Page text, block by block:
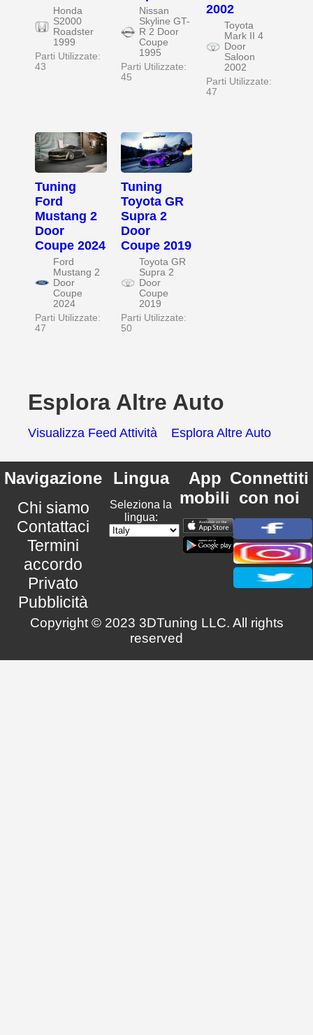
Honda
S2000
Roadster
1999
Parti Utilizzate:
43
Nissan
Skyline GT-
R 2 Door
Coupe
1995
Parti Utilizzate:
45
2002
Toyota
Mark II 4
Door
Saloon
2002
Parti Utilizzate:
47
Tuning
Ford
Mustang 2
Door
Coupe 2024
Ford
Mustang 2
Door
Coupe
2024
Parti Utilizzate:
47
Tuning
Toyota GR
Supra 2
Door
Coupe 2019
Toyota GR
Supra 2
Door
Coupe
2019
Parti Utilizzate:
50
Esplora Altre Auto
Visualizza Feed Attività Esplora Altre Auto
Navigazione
Chi siamo
Contattaci
Termini
accordo
Privato
Pubblicità
Lingua
Seleziona la
lingua:
App
mobili
Connettiti
con noi
Copyright © 2023 3DTuning LLC. All rights
reserved